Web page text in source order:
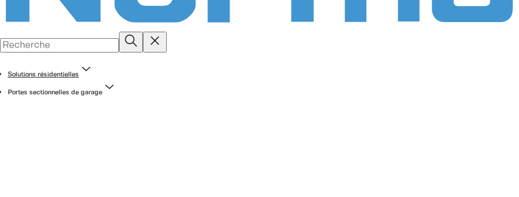
Solutions résidentielles
Portes sectionnelles de garage